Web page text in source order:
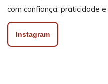
com confiança, praticidade e
Instagram